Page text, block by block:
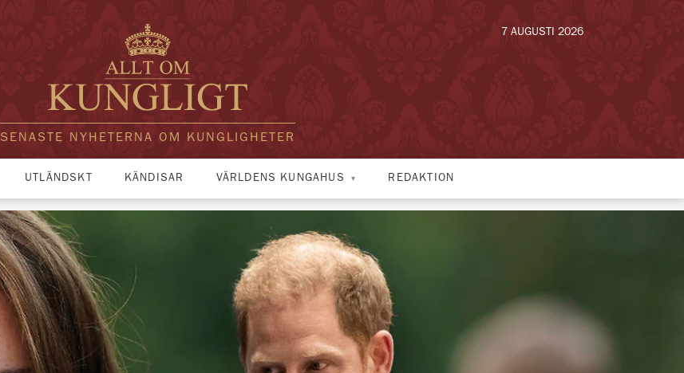
SENASTE NYHETERNA OM KUNGLIGHETER
7 AUGUSTI 2026
UTLÄNDSKT KÄNDISAR VÄRLDENS KUNGAHUS REDAKTION